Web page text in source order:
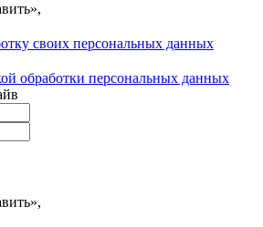
своих персональных данных
обработки персональных данных